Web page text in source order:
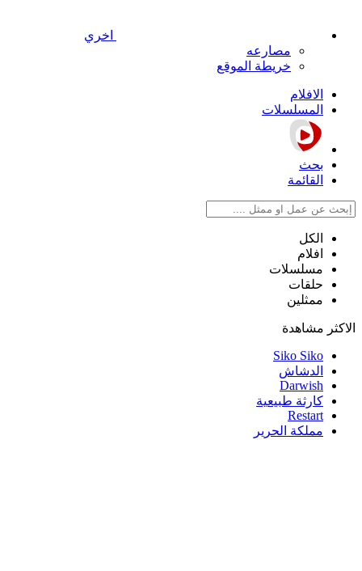
اخري
مصارعه
خريطة الموقع
الافلام
المسلسلات
بحث
القائمة
الكل
افلام
مسلسلات
حلقات
ممثلين
الاكثر مشاهدة
Siko Siko
الدشاش
Darwish
كارثة طبيعية
Restart
مملكة الحرير